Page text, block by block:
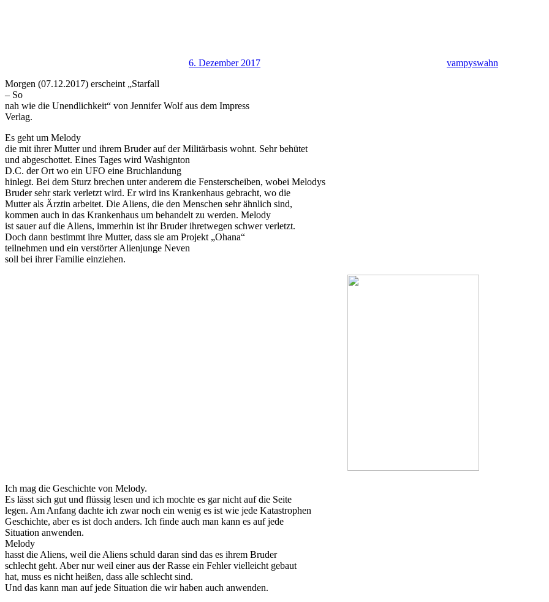
6. Dezember 2017
vampyswahn
Morgen (07.12.2017) erscheint „Starfall
– So
nah wie die Unendlichkeit“ von Jennifer Wolf aus dem Impress
Verlag.
Es geht um Melody
die mit ihrer Mutter und ihrem Bruder auf der Militärbasis wohnt. Sehr behütet
und abgeschottet. Eines Tages wird Washignton
D.C. der Ort wo ein UFO eine Bruchlandung
hinlegt. Bei dem Sturz brechen unter anderem die Fensterscheiben, wobei Melodys
Bruder sehr stark verletzt wird. Er wird ins Krankenhaus gebracht, wo die
Mutter als Ärztin arbeitet. Die Aliens, die den Menschen sehr ähnlich sind,
kommen auch in das Krankenhaus um behandelt zu werden. Melody
ist sauer auf die Aliens, immerhin ist ihr Bruder ihretwegen schwer verletzt.
Doch dann bestimmt ihre Mutter, dass sie am Projekt „Ohana“
teilnehmen und ein verstörter Alienjunge Neven
soll bei ihrer Familie einziehen.
Ich mag die Geschichte von Melody.
Es lässt sich gut und flüssig lesen und ich mochte es gar nicht auf die Seite
legen. Am Anfang dachte ich zwar noch ein wenig es ist wie jede Katastrophen
Geschichte, aber es ist doch anders. Ich finde auch man kann es auf jede
Situation anwenden.
Melody
hasst die Aliens, weil die Aliens schuld daran sind das es ihrem Bruder
schlecht geht. Aber nur weil einer aus der Rasse ein Fehler vielleicht gebaut
hat, muss es nicht heißen, dass alle schlecht sind.
Und das kann man auf jede Situation die wir haben auch anwenden.